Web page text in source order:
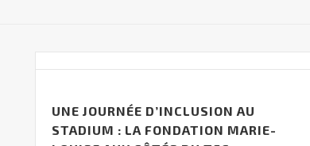
UNE JOURNÉE D’INCLUSION AU
STADIUM : LA FONDATION MARIE-